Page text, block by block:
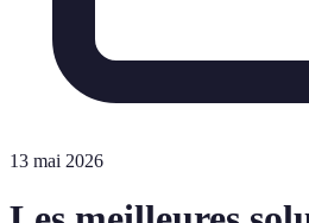
13 mai 2026